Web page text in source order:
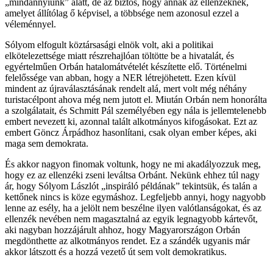
amelyet állítólag ő képvisel, a többsége nem azonosul ezzel a
véleménnyel.
Sólyom elfogult köztársasági elnök volt, aki a politikai
elkötelezettsége miatt részrehajlóan töltötte be a hivatalát, és
egyértelműen Orbán hatalomátvételét készítette elő. Történelmi
felelőssége van abban, hogy a NER létrejöhetett. Ezen kívül
mindent az újraválasztásának rendelt alá, mert volt még néhány
turistacélpont ahova még nem jutott el. Miután Orbán nem honorálta
a szolgálatait, és Schmitt Pál személyében egy nála is jellemtelenebb
embert nevezett ki, azonnal talált alkotmányos kifogásokat. Ezt az
embert Göncz Árpádhoz hasonlítani, csak olyan ember képes, aki
maga sem demokrata.
És akkor nagyon finomak voltunk, hogy ne mi akadályozzuk meg,
hogy ez az ellenzéki zseni leváltsa Orbánt. Nekünk ehhez túl nagy
ár, hogy Sólyom Lászlót „inspiráló példának” tekintsük, és talán a
kettőnek nincs is köze egymáshoz. Legfeljebb annyi, hogy nagyobb
lenne az esély, ha a jelölt nem beszélne ilyen valótlanságokat, és az
ellenzék nevében nem magasztalná az egyik legnagyobb kártevőt,
aki nagyban hozzájárult ahhoz, hogy Magyarországon Orbán
megdönthette az alkotmányos rendet. Ez a szándék ugyanis már
akkor látszott és a hozzá vezető út sem volt demokratikus.